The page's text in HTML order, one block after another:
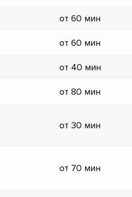
от 60 мин
от 60 мин
от 40 мин
от 80 мин
от 30 мин
от 70 мин